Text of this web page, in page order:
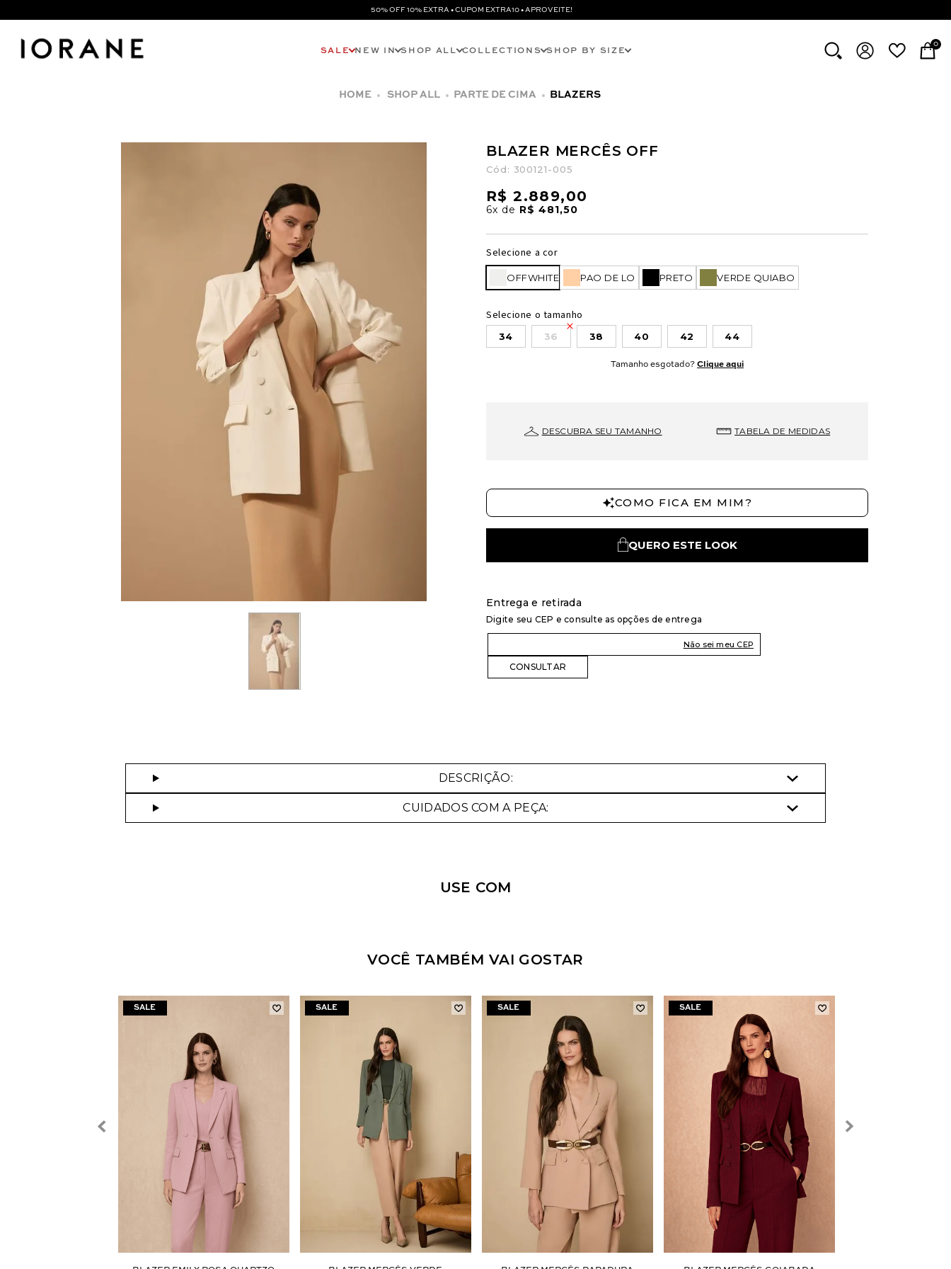
50% OFF 10% EXTRA • CUPOM EXTRA10 • APROVEITE!
SALE NEW IN SHOP ALL COLLECTIONS SHOP BY SIZE
0
SHOP ALL PARTE DE CIMA BLAZERS
BLAZER MERCÊS OFF
Cód: 300121-005
R$ 2.889,00
6x de R$ 481,50
Selecione o tamanho que você deseja:
termos e polí­ticas de privacidade
Selecione a cor
OFFWHITE PAO DE LO PRETO VERDE QUIABO
Selecione o tamanho
34 36 38 40 42 44
Tamanho esgotado? Clique aqui
DESCUBRA SEU TAMANHO TABELA DE MEDIDAS
COMO FICA EM MIM?
QUERO ESTE LOOK
Entrega e retirada
Digite seu CEP e consulte as opções de entrega
Não sei meu CEP
DESCRIÇÃO:
CUIDADOS COM A PEÇA:
USE COM
VOCÊ TAMBÉM VAI GOSTAR